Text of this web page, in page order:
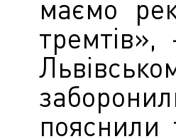
маємо
пояснили